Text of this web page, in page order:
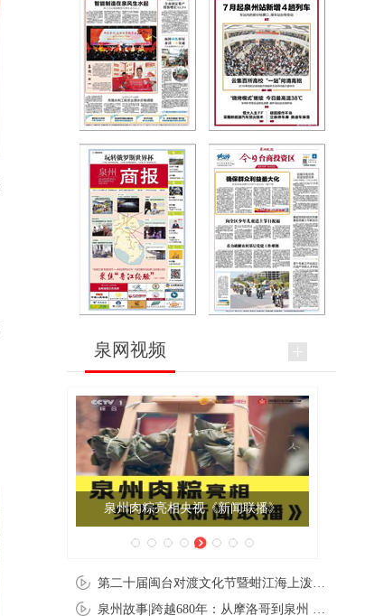
泉网视频
泉州肉粽亮相央视《新闻联播》